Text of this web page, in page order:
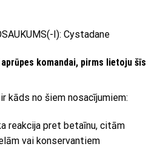
I): Cystadane
komandai, pirms lietoju šīs
kāds no šiem nosacījumiem:
reakcija pret betaīnu, citām
vai konservantiem